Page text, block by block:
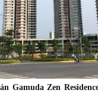
Gamuda Zen